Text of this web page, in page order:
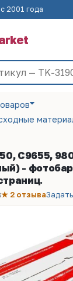
2001 года
C9655,
-
★ 2 отзыва